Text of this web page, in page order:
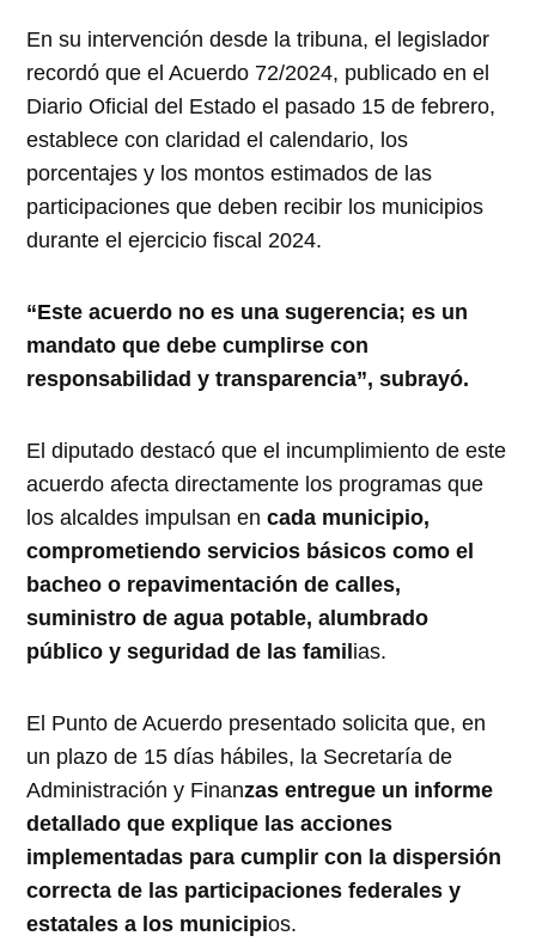
En su intervención desde la tribuna, el legislador
recordó que el Acuerdo 72/2024, publicado en el
Diario Oficial del Estado el pasado 15 de febrero,
establece con claridad el calendario, los
porcentajes y los montos estimados de las
participaciones que deben recibir los municipios
durante el ejercicio fiscal 2024.
“Este acuerdo no es una sugerencia; es un
mandato que debe cumplirse con
responsabilidad y transparencia”, subrayó.
El diputado destacó que el incumplimiento de este
acuerdo afecta directamente los programas que
los alcaldes impulsan en cada municipio,
comprometiendo servicios básicos como el
bacheo o repavimentación de calles,
suministro de agua potable, alumbrado
público y seguridad de las famil ias.
El Punto de Acuerdo presentado solicita que, en
un plazo de 15 días hábiles, la Secretaría de
Administración y Finanzas entregue un informe
detallado que explique las acciones
implementadas para cumplir con la dispersión
correcta de las participaciones federales y
estatales a los municipios.